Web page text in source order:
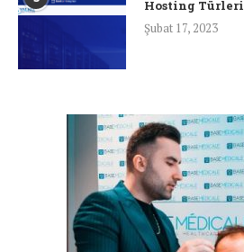
Hosting Türleri
Şubat 17, 2023